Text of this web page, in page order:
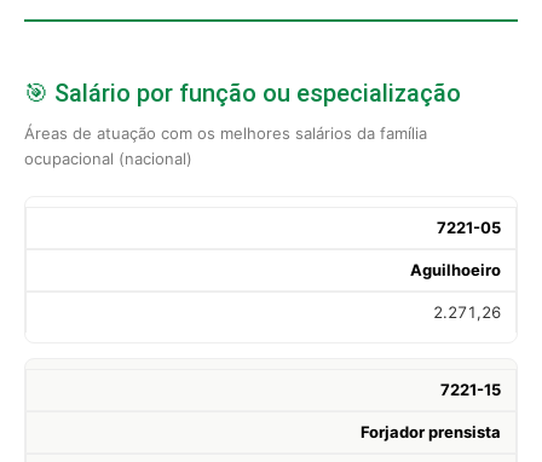
🎯 Salário por função ou especialização
Áreas de atuação com os melhores salários da família
ocupacional (nacional)
7221-05
Aguilhoeiro
2.271,26
7221-15
Forjador prensista